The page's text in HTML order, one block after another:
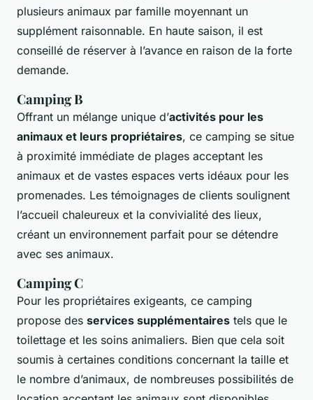
plusieurs animaux par famille moyennant un
supplément raisonnable. En haute saison, il est
conseillé de réserver à l’avance en raison de la forte
demande.
Camping B
Offrant un mélange unique d’activités pour les
animaux et leurs propriétaires, ce camping se situe
à proximité immédiate de plages acceptant les
animaux et de vastes espaces verts idéaux pour les
promenades. Les témoignages de clients soulignent
l’accueil chaleureux et la convivialité des lieux,
créant un environnement parfait pour se détendre
avec ses animaux.
Camping C
Pour les propriétaires exigeants, ce camping
propose des services supplémentaires tels que le
toilettage et les soins animaliers. Bien que cela soit
soumis à certaines conditions concernant la taille et
le nombre d’animaux, de nombreuses possibilités de